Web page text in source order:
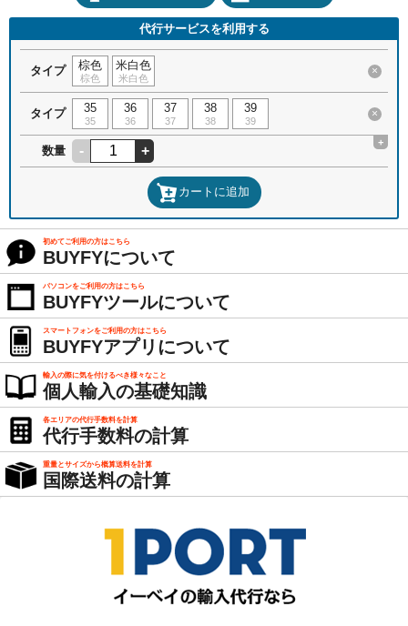
代行サービスを利用する
タイプ 棕色
棕色
米白色
米白色
×
タイプ 35
35
36
36
37
37
38
38
39
39
×
数量 - +
+
カートに追加
初めてご利用の方はこちら
BUYFYについて
パソコンをご利用の方はこちら
BUYFYツールについて
スマートフォンをご利用の方はこちら
BUYFYアプリについて
輸入の際に気を付けるべき様々なこと
個人輸入の基礎知識
各エリアの代行手数料を計算
代行手数料の計算
重量とサイズから概算送料を計算
国際送料の計算